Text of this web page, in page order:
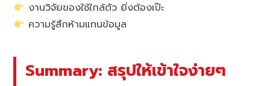
งานวิจัยของใช้ใกล้ตัว ยิ่งต้องเป๊ะ
ความรู้สึกห้ามแทนข้อมูล
Summary: สรุปให้เข้าใจง่ายๆ